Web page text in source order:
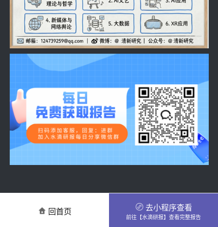
回首页 去小程序查看
前往【水滴研报】查看完整报告